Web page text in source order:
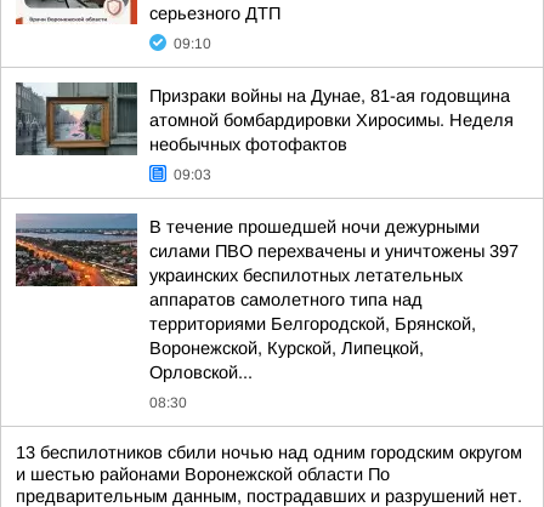
серьезного ДТП
09:10
Призраки войны на Дунае, 81-ая годовщина
атомной бомбардировки Хиросимы. Неделя
необычных фотофактов
09:03
В течение прошедшей ночи дежурными
силами ПВО перехвачены и уничтожены 397
украинских беспилотных летательных
аппаратов самолетного типа над
территориями Белгородской, Брянской,
Воронежской, Курской, Липецкой,
Орловской...
08:30
13 беспилотников сбили ночью над одним городским округом
и шестью районами Воронежской области По
предварительным данным, пострадавших и разрушений нет.